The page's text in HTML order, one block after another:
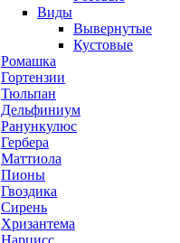
Виды
Вывернутые
Кустовые
Ромашка
Гортензии
Тюльпан
Дельфиниум
Ранункулюс
Гербера
Маттиола
Пионы
Гвоздика
Сирень
Хризантема
Нарцисс